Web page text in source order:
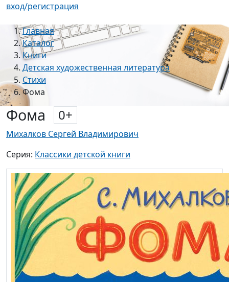
вход/регистрация
Главная
Каталог
Книги
Детская художественная литература
Стихи
Фома
Фома 0+
Михалков Сергей Владимирович
Серия: Классики детской книги